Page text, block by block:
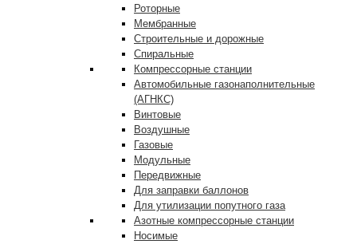
Роторные
Мембранные
Строительные и дорожные
Спиральные
Компрессорные станции
Автомобильные газонаполнительные
(АГНКС)
Винтовые
Воздушные
Газовые
Модульные
Передвижные
Для заправки баллонов
Для утилизации попутного газа
Азотные компрессорные станции
Носимые